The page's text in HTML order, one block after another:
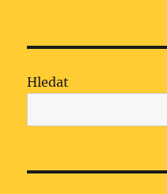
Hledat